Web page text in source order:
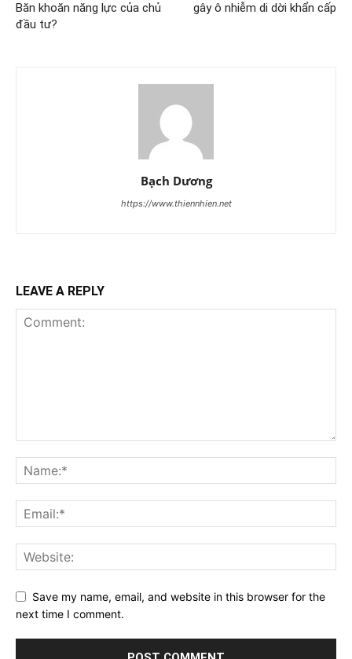
Băn khoăn năng lực của chủ
đầu tư?
gây ô nhiễm di dời khẩn cấp
Bạch Dương
https://www.thiennhien.net
LEAVE A REPLY
Save my name, email, and website in this browser for the
next time I comment.